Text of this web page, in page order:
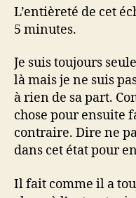
L’entièreté de cet
5 minutes.
Je suis toujours
là mais je ne suis
à rien de sa part.
chose pour ensuite
contraire. Dire ne
dans cet état pour
Il fait comme il a